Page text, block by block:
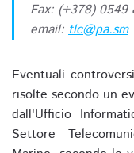
Fax: (+378) 0549
email: tlc@pa.sm
Eventuali
risolte secondo un
dall'Ufficio
Settore